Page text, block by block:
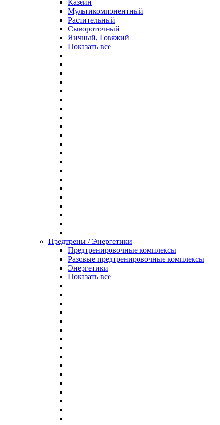
Казеин
Мультикомпонентный
Растительный
Сывороточный
Яичный, Говяжий
Показать все
Предтрены / Энергетики
Предтренировочные комплексы
Разовые предтренировочные комплексы
Энергетики
Показать все